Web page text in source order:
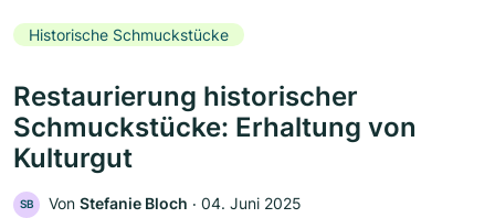
Historische Schmuckstücke
Restaurierung historischer
Schmuckstücke: Erhaltung von
Kulturgut
SB Von Stefanie Bloch ‧ 04. Juni 2025